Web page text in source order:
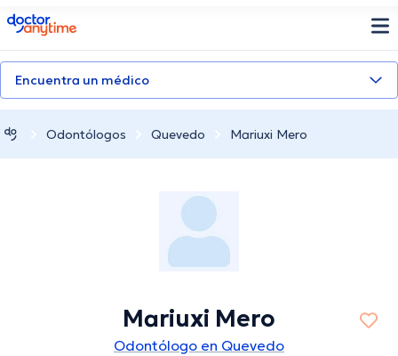
doctoranytime
Encuentra un médico
Odontólogos Quevedo Mariuxi Mero
Mariuxi Mero
Odontólogo en Quevedo